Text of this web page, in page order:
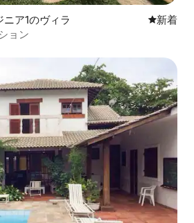
ア1のヴィラ 新しい宿
新着
ョン